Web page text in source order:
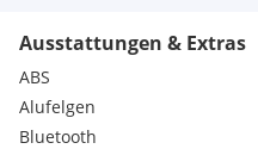
- Nach Kauf Betreuung Ihres
Fachwerkstätten inkl. Lack- u.
Reifeneinlagerung, Pickerl
Ausstattungen & Extras
ABS
Alufelgen
Bluetooth